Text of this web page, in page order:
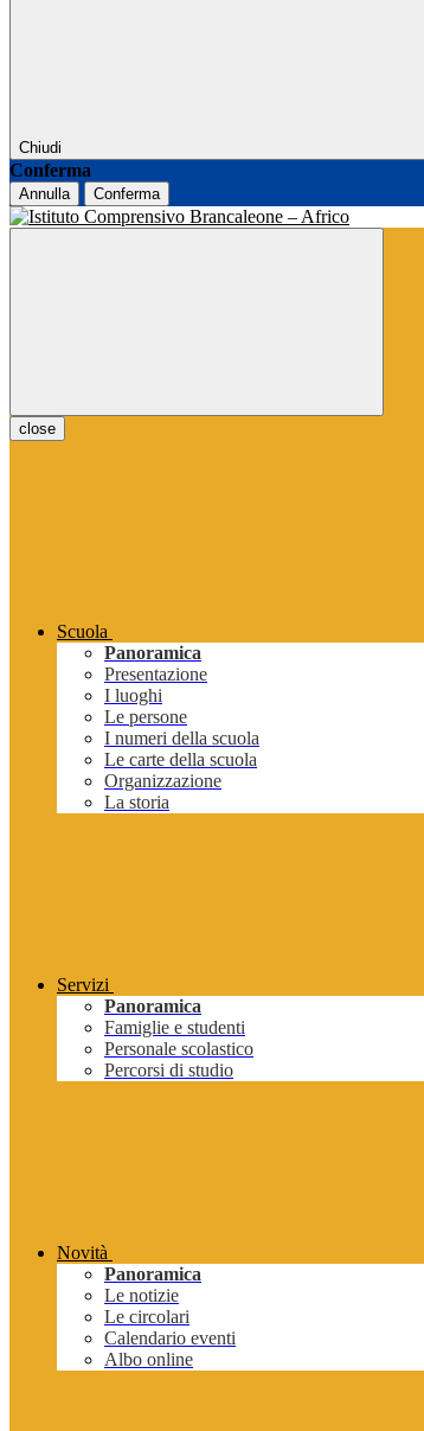
Chiudi
Conferma
Annulla Conferma
close
Scuola
Panoramica
Presentazione
I luoghi
Le persone
I numeri della scuola
Le carte della scuola
Organizzazione
La storia
Servizi
Panoramica
Famiglie e studenti
Personale scolastico
Percorsi di studio
Novità
Panoramica
Le notizie
Le circolari
Calendario eventi
Albo online